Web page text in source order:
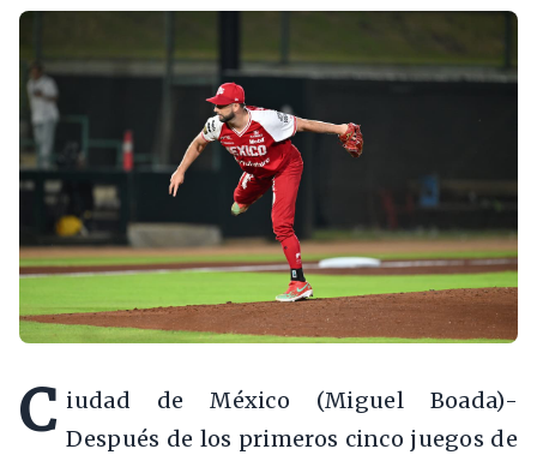
C iudad de México (Miguel Boada)-
Después de los primeros cinco juegos de